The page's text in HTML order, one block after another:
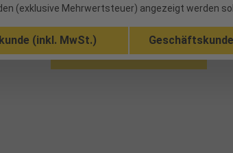
praxisnaher Erfahrung und einem schnellen
weiterführende Informationen
(exklusive Mehrwertsteuer) angezeigt werden
(inkl. MwSt.)